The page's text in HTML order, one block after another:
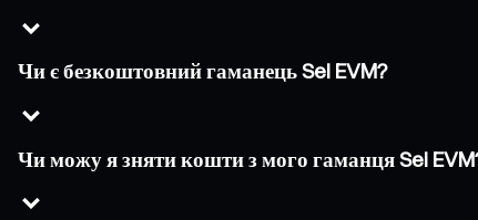
Чи є безкоштовний гаманець Sei EVM?
Чи можу я зняти кошти з мого гаманця Sei